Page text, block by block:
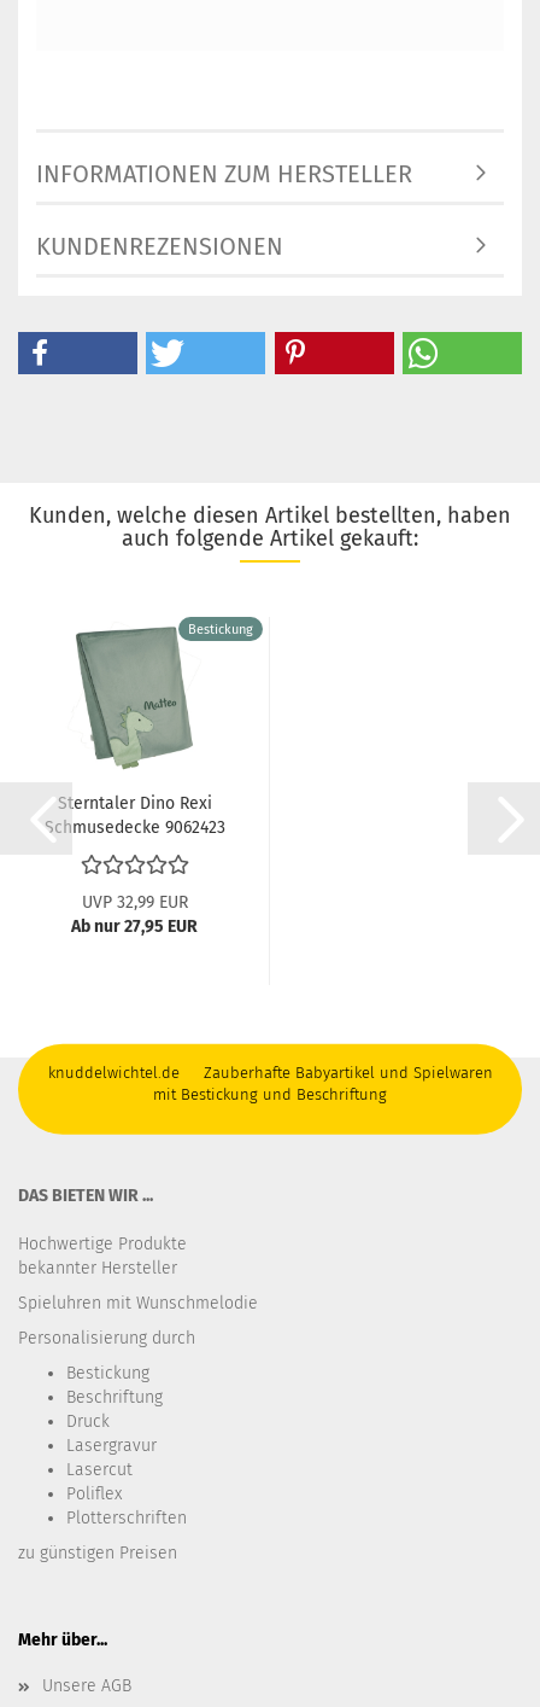
INFORMATIONEN ZUM HERSTELLER
KUNDENREZENSIONEN
Kunden, welche diesen Artikel bestellten, haben
auch folgende Artikel gekauft:
Bestickung
Sterntaler Dino Rexi
Schmusedecke 9062423
UVP 32,99 EUR
Ab nur 27,95 EUR
knuddelwichtel.de Zauberhafte Babyartikel und Spielwaren
mit Bestickung und Beschriftung
DAS BIETEN WIR ...
Hochwertige Produkte
bekannter Hersteller
Spieluhren mit Wunschmelodie
Personalisierung durch
Bestickung​
Beschriftung
Druck
Lasergravur
Lasercut
Poliflex
Plotterschriften
zu günstigen Preisen
Mehr über...
Unsere AGB